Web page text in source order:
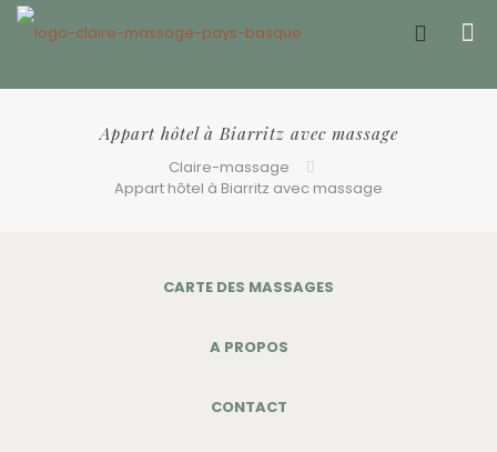
Appart hôtel à Biarritz avec massage
Claire-massage
Appart hôtel à Biarritz avec massage
CARTE DES MASSAGES
A PROPOS
CONTACT
Offrir un bon cadeau ❤️